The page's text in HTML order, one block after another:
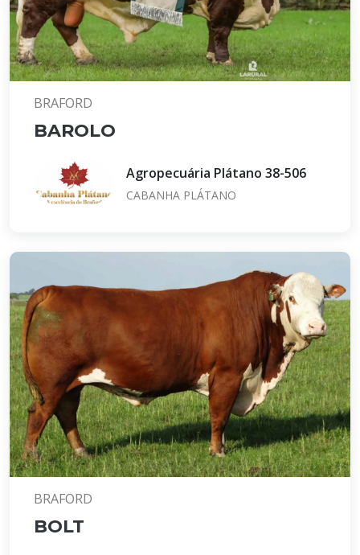
BRAFORD
BAROLO
Agropecuária Plátano 38-506
CABANHA PLÁTANO
BRAFORD
BOLT